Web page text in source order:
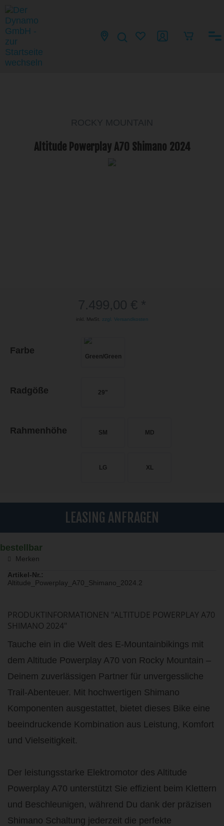
ROCKY MOUNTAIN
Altitude Powerplay A70 Shimano 2024
inkl. MwSt. zzgl. Versandkosten
Farbe
Radgöße 29"
Rahmenhöhe SM MD
LG XL
LEASING ANFRAGEN
bestellbar
Merken
Artikel-Nr.:
Altitude_Powerplay_A70_Shimano_2024.2
PRODUKTINFORMATIONEN "ALTITUDE POWERPLAY A70
SHIMANO 2024"
Tauche ein in die Welt des E-Mountainbikings mit
dem Altitude Powerplay A70 von Rocky Mountain –
Deinem zuverlässigen Partner für unvergessliche
Trail-Abenteuer. Mit hochwertigen Shimano
Komponenten ausgestattet, bietet dieses Bike eine
beeindruckende Kombination aus Leistung, Komfort
und Vielseitigkeit.
Der leistungsstarke Elektromotor des Altitude
Powerplay A70 unterstützt Sie effizient beim Klettern
und Beschleunigen, während Du dank der präzisen
Shimano Schaltung jederzeit die perfekte